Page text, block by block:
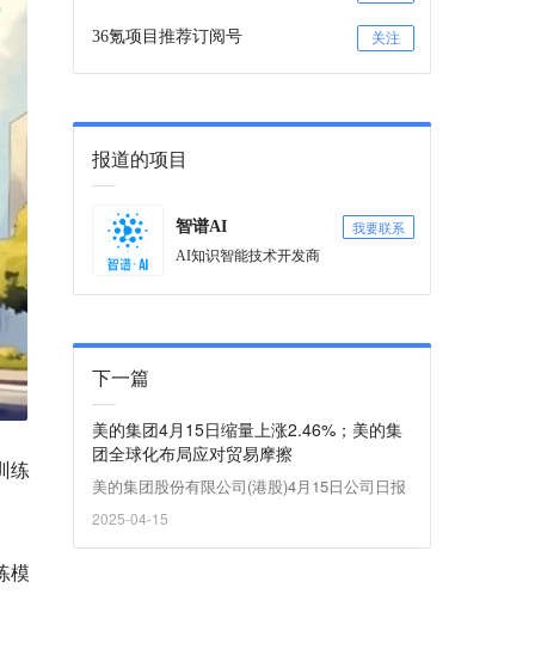
练
模
36氪项目推荐订阅号 关注
报道的项目
智谱AI 我要联系
AI知识智能技术开发商
下一篇
美的集团4月15日缩量上涨2.46%；美的集
团全球化布局应对贸易摩擦
美的集团股份有限公司(港股)4月15日公司日报
2025-04-15